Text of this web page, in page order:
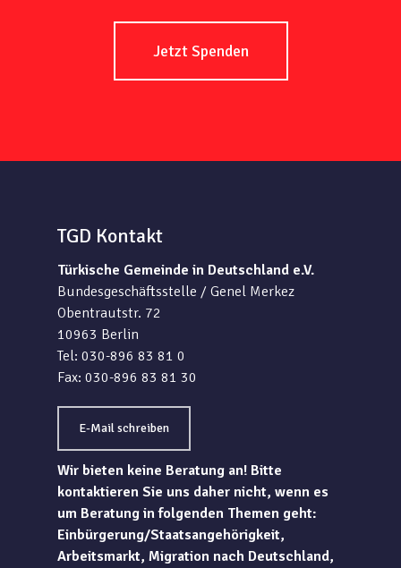
Jetzt Spenden
TGD Kontakt
Türkische Gemeinde in Deutschland e.V.
Bundesgeschäftsstelle / Genel Merkez
Obentrautstr. 72
10963 Berlin
Tel: 030-896 83 81 0
Fax: 030-896 83 81 30
E-Mail schreiben
Wir bieten keine Beratung an! Bitte
kontaktieren Sie uns daher nicht, wenn es
um Beratung in folgenden Themen geht:
Einbürgerung/Staatsangehörigkeit,
Arbeitsmarkt, Migration nach Deutschland,